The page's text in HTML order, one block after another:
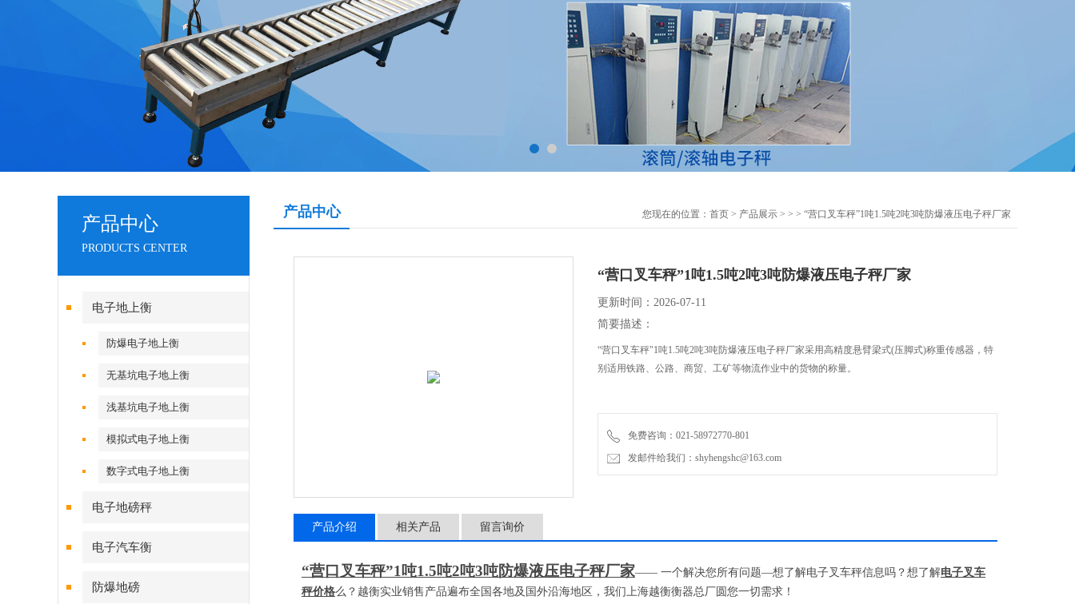
产品中心
PRODUCTS CENTER
电子地上衡
防爆电子地上衡
无基坑电子地上衡
浅基坑电子地上衡
模拟式电子地上衡
数字式电子地上衡
电子地磅秤
电子汽车衡
防爆地磅
产品中心 您现在的位置： 首页 > 产品展示 > > > “营口叉车秤”1吨1.5吨2吨3吨防爆液压电子秤厂家
“营口叉车秤”1吨1.5吨2吨3吨防爆液压电子秤厂家
更新时间：2026-07-11
简要描述：
“营口叉车秤"1吨1.5吨2吨3吨防爆液压电子秤厂家采用高精度悬臂梁式(压脚式)称重传感器，特
别适用铁路、公路、商贸、工矿等物流作业中的货物的称量。
免费咨询：021-58972770-801
发邮件给我们：shyhengshc@163.com
产品介绍 相关产品 留言询价
“营口叉车秤”1 吨1.5吨2吨3吨防爆液压电子秤厂家—— 一个解决您所有问题—想了解电子叉车秤信息吗？想了解电子叉车
秤价格么？越衡实业销售产品遍布全国各地及国外沿海地区，我们上海越衡衡器总厂圆您一切需求！